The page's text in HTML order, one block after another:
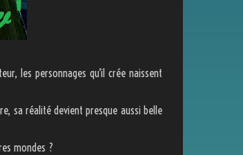
les personnages qu’il crée naissent
sa réalité devient presque aussi belle
mondes ?